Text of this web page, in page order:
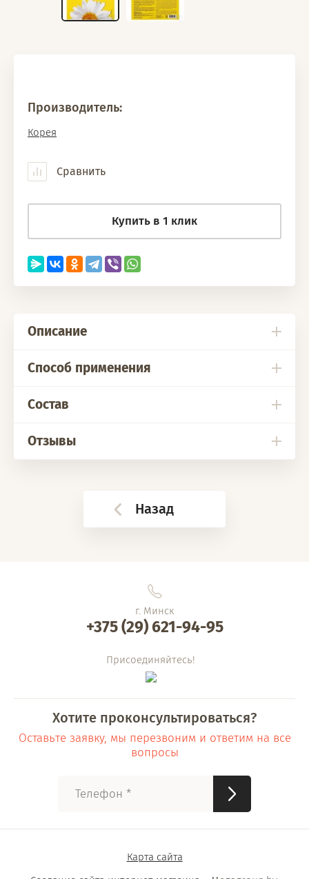
Производитель:
Корея
Сравнить
Купить в 1 клик
Описание
Способ применения
Состав
Отзывы
Назад
г. Минск
+375 (29) 621-94-95
Присоединяйтесь!
Хотите проконсультироваться?
Оставьте заявку, мы перезвоним и ответим на все
вопросы
Карта сайта